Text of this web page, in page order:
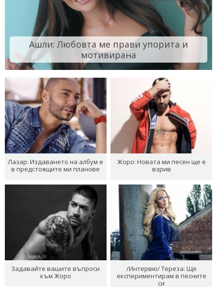
Ашли: Любовта ме прави упорита и
мотивирана
Лазар: Издаването на албум е
в предстоящите ми планове
Жоро: Новата ми песен ще е
взрив
Задавайте вашите въпроси
към Жоро
/Интервю/ Тереза: Ще
експериментирам в песните
си